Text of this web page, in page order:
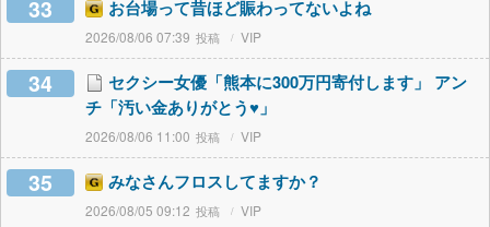
33 お台場って昔ほど賑わってないよね
2026/08/06 07:39 VIP
34
セクシー女優「熊本に300万円寄付します」 アン
チ「汚い金ありがとう♥」
2026/08/06 11:00 VIP
35 みなさんフロスしてますか？
2026/08/05 09:12 VIP